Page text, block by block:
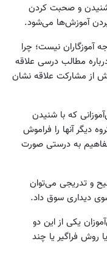
شنیدن و صحبت کردن
آموزش‌ها می‌شود.
آموزگاران نیست؛ چرا
مطالب درسی علاقه
از مشارکت علاقه نشان
که با شنیدن
دیگر آنها را فراموش
به درستی صورت
و تدریجی می‌توان
دیداری سوق داد.
یکی از این دو
روش فراگیر یا چند